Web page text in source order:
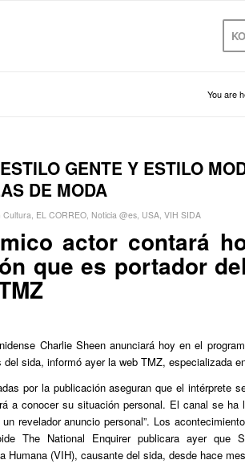
You are
GENTE Y ESTILO
DE MODA
Cultura, EL CORREO, Noticia @es, USA, VIH SIDA
actor contará
que es portador
Charlie Sheen anunciará hoy en el
del sida, informó ayer la web TMZ, especializada
por la publicación aseguran que el intérprete
a conocer su situación personal. El canal se
un revelador anuncio personal”. Los
The National Enquirer publicara ayer que
Humana (VIH), causante del sida, desde hace